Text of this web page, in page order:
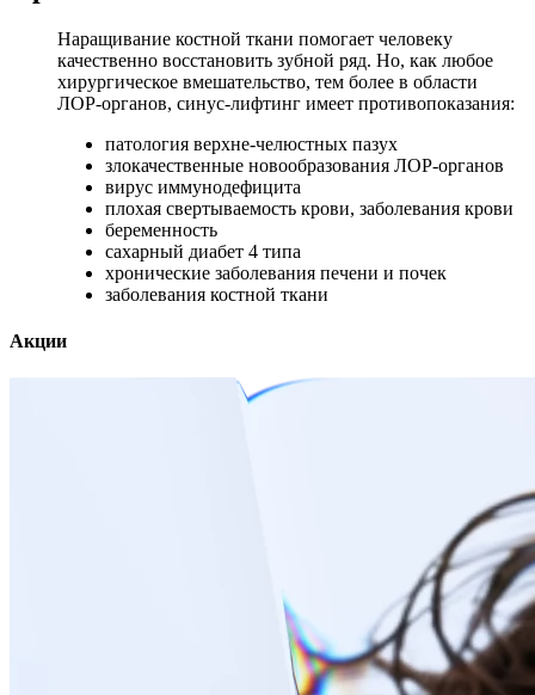
Наращивание костной ткани помогает человеку
качественно восстановить зубной ряд. Но, как любое
хирургическое вмешательство, тем более в области
ЛОР-органов, синус-лифтинг имеет противопоказания:
патология верхне-челюстных пазух
злокачественные новообразования ЛОР-органов
вирус иммунодефицита
плохая свертываемость крови, заболевания крови
беременность
сахарный диабет 4 типа
хронические заболевания печени и почек
заболевания костной ткани
Акции